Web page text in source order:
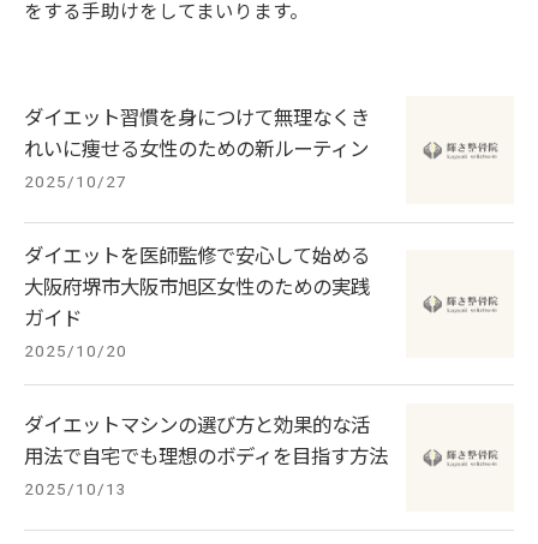
をする手助けをしてまいります。
ダイエット習慣を身につけて無理なくき
れいに痩せる女性のための新ルーティン
2025/10/27
ダイエットを医師監修で安心して始める
大阪府堺市大阪市旭区女性のための実践
ガイド
2025/10/20
ダイエットマシンの選び方と効果的な活
用法で自宅でも理想のボディを目指す方法
2025/10/13